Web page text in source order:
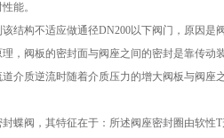
能。
构不适应做通径DN200以下阀门，原因是阀
阀板的密封面与阀座之间的密封是靠传动
介质逆流时随着介质压力的增大阀板与阀座
阀，其特征在于：所述阀座密封圈由软性T